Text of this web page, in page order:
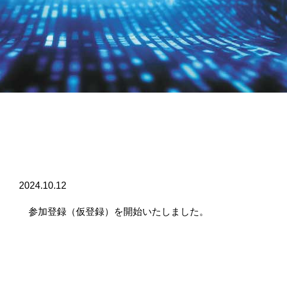
2024.10.12
参加登録（仮登録）を開始いたしました。